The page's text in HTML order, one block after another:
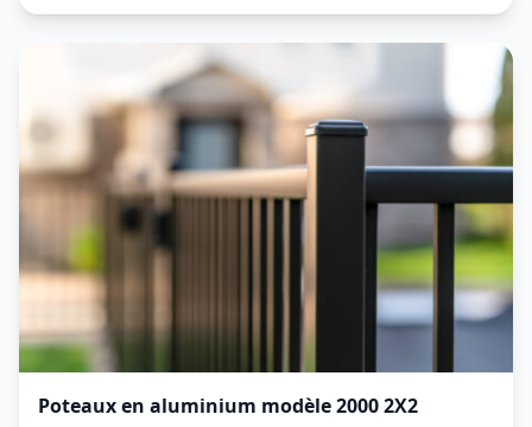
Poteaux en aluminium modèle 2000 2X2